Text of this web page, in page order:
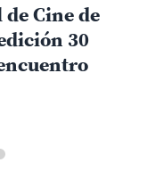
Cine de
30